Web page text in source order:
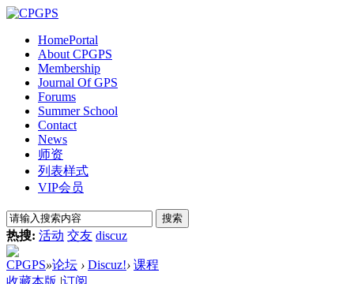
HomePortal
About CPGPS
Membership
Journal Of GPS
Forums
Summer School
Contact
News
师资
列表样式
VIP会员
搜索
热搜: 活动 交友 discuz
CPGPS»论坛 › Discuz!› 课程
收藏本版 |订阅